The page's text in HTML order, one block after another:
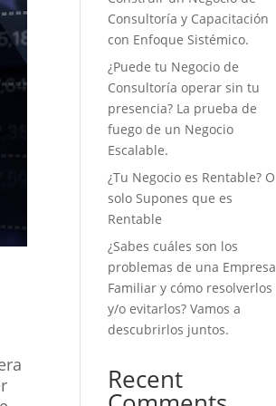
Consultoría y Capacitación
con Enfoque Sistémico.
¿Puede tu Negocio de
Consultoría operar sin tu
presencia? La prueba de
fuego de un Negocio
Escalable.
¿Tu Negocio es Rentable? O
solo Supones que es
Rentable
¿Sabes cuáles son los
problemas de una Empresa
Familiar y cómo resolverlos
y/o evitarlos? Vamos a
descubrirlos juntos.
Recent